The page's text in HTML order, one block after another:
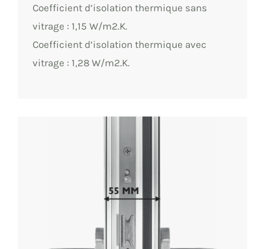
Coefficient d’isolation thermique sans
vitrage : 1,15 W/m2.K.
Coefficient d’isolation thermique avec
vitrage : 1,28 W/m2.K.